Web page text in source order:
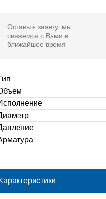
Оставьте заявку, мы
свяжемся с Вами в
ближайшее время